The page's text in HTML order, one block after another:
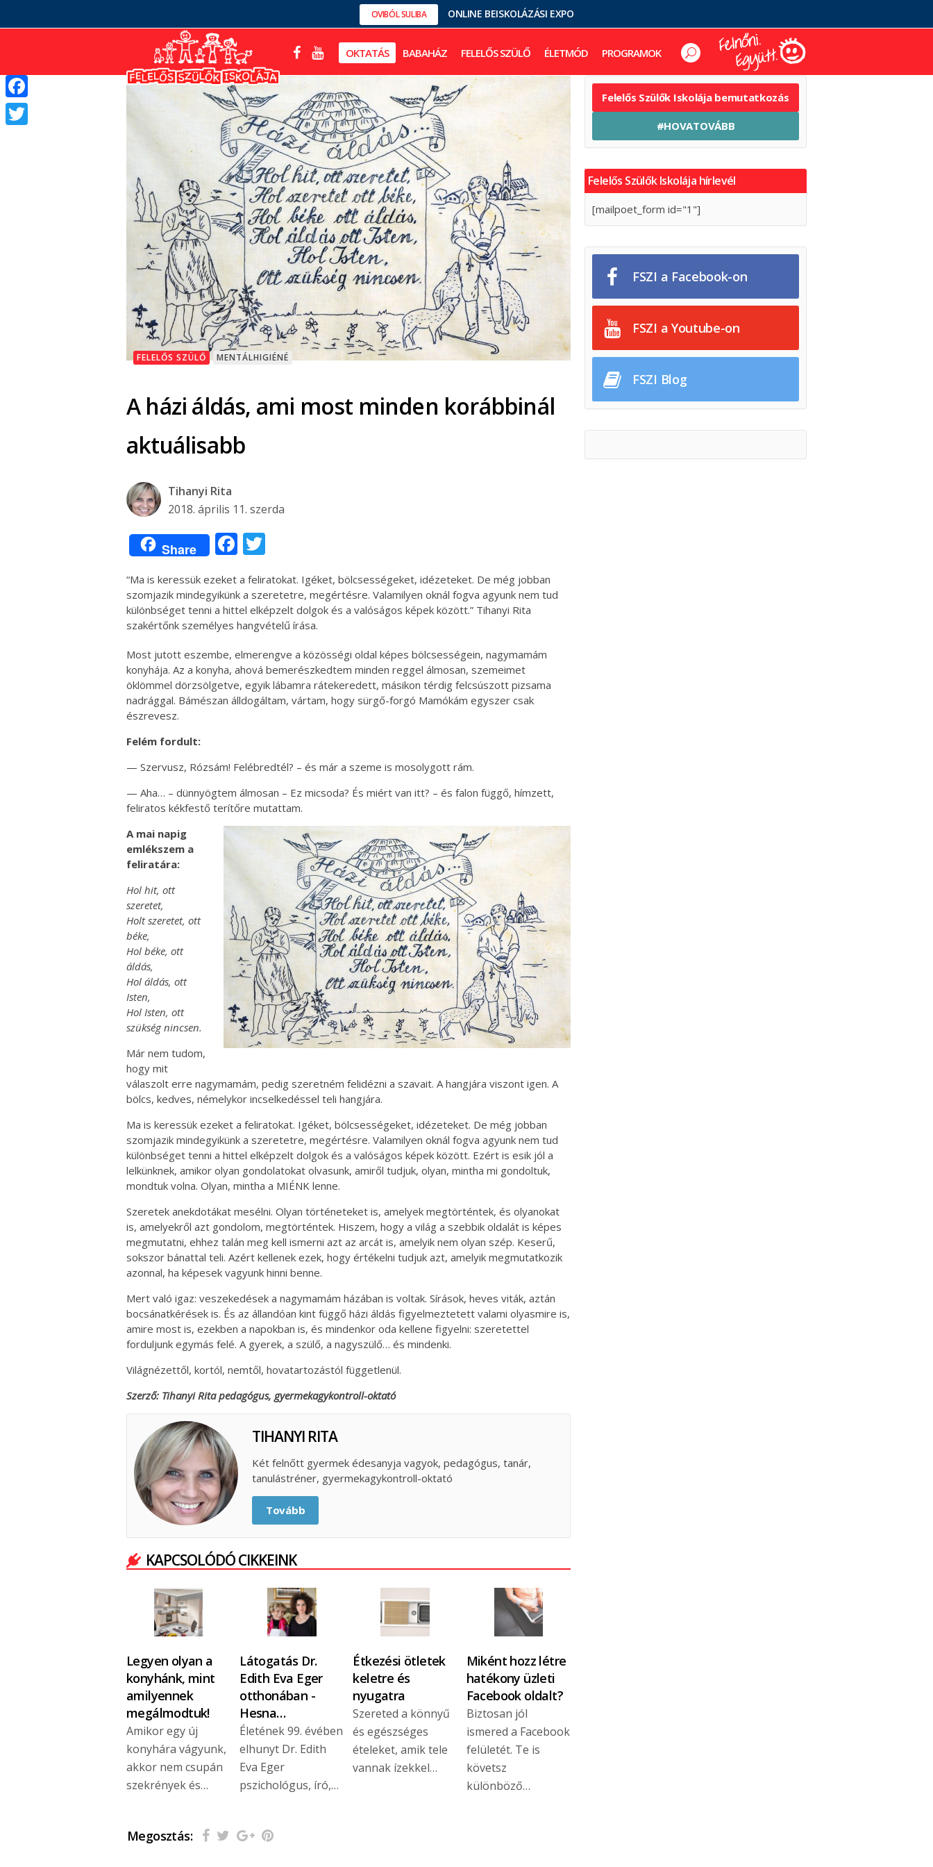
OVIBÓL SULIBA ONLINE BEISKOLÁZÁSI EXPO
OKTATÁS BABAHÁZ FELELŐS SZÜLŐ ÉLETMÓD PROGRAMOK
FELELŐS SZÜLŐ MENTÁLHIGIÉNÉ
A házi áldás, ami most minden korábbinál
aktuálisabb
Tihanyi Rita
2018. április 11. szerda
Share Facebook
“Ma is keressük ezeket a feliratokat. Igéket, bölcsességeket, idézeteket. De még jobban
szomjazik mindegyikünk a szeretetre, megértésre. Valamilyen oknál fogva agyunk nem tud
különbséget tenni a hittel elképzelt dolgok és a valóságos képek között.” Tihanyi Rita
szakértőnk személyes hangvételű írása.
Most jutott eszembe, elmerengve a közösségi oldal képes bölcsességein, nagymamám
konyhája. Az a konyha, ahová bemerészkedtem minden reggel álmosan, szemeimet
öklömmel dörzsölgetve, egyik lábamra rátekeredett, másikon térdig felcsúszott pizsama
nadrággal. Bámészan álldogáltam, vártam, hogy sürgő-forgó Mamókám egyszer csak
észrevesz.
Felém fordult:
— Szervusz, Rózsám! Felébredtél? – és már a szeme is mosolygott rám.
— Aha… – dünnyögtem álmosan – Ez micsoda? És miért van itt? – és falon függő, hímzett,
feliratos kékfestő terítőre mutattam.
A mai napig
emlékszem a
feliratára:
Hol hit, ott
szeretet,
Holt szeretet, ott
béke,
Hol béke, ott
áldás,
Hol áldás, ott
Isten,
Hol Isten, ott
szükség nincsen.
Már nem tudom,
hogy mit
válaszolt erre nagymamám, pedig szeretném felidézni a szavait. A hangjára viszont igen. A
bölcs, kedves, némelykor incselkedéssel teli hangjára.
Ma is keressük ezeket a feliratokat. Igéket, bölcsességeket, idézeteket. De még jobban
szomjazik mindegyikünk a szeretetre, megértésre. Valamilyen oknál fogva agyunk nem tud
különbséget tenni a hittel elképzelt dolgok és a valóságos képek között. Ezért is esik jól a
lelkünknek, amikor olyan gondolatokat olvasunk, amiről tudjuk, olyan, mintha mi gondoltuk,
mondtuk volna. Olyan, mintha a MIÉNK lenne.
Szeretek anekdotákat mesélni. Olyan történeteket is, amelyek megtörténtek, és olyanokat
is, amelyekről azt gondolom, megtörténtek. Hiszem, hogy a világ a szebbik oldalát is képes
megmutatni, ehhez talán meg kell ismerni azt az arcát is, amelyik nem olyan szép. Keserű,
sokszor bánattal teli. Azért kellenek ezek, hogy értékelni tudjuk azt, amelyik megmutatkozik
azonnal, ha képesek vagyunk hinni benne.
Mert való igaz: veszekedések a nagymamám házában is voltak. Sírások, heves viták, aztán
bocsánatkérések is. És az állandóan kint függő házi áldás figyelmeztetett valami olyasmire is,
amire most is, ezekben a napokban is, és mindenkor oda kellene figyelni: szeretettel
forduljunk egymás felé. A gyerek, a szülő, a nagyszülő… és mindenki.
Világnézettől, kortól, nemtől, hovatartozástól függetlenül.
Szerző: Tihanyi Rita pedagógus, gyermekagykontroll-oktató
TIHANYI RITA
Két felnőtt gyermek édesanyja vagyok, pedagógus, tanár,
tanulástréner, gyermekagykontroll-oktató
Tovább
KAPCSOLÓDÓ CIKKEINK
Legyen olyan a
konyhánk, mint
amilyennek
megálmodtuk!
Amikor egy új
konyhára vágyunk,
akkor nem csupán
szekrények és…
Látogatás Dr.
Edith Eva Eger
otthonában -
Hesna…
Életének 99. évében
elhunyt Dr. Edith
Eva Eger
pszichológus, író,…
Étkezési ötletek
keletre és
nyugatra
Szereted a könnyű
és egészséges
ételeket, amik tele
vannak ízekkel…
Miként hozz létre
hatékony üzleti
Facebook oldalt?
Biztosan jól
ismered a Facebook
felületét. Te is
követsz
különböző…
Megosztás:
Felelős Szülők Iskolája bemutatkozás
#HOVATOVÁBB
Felelős Szülők Iskolája hírlevél
[mailpoet_form id="1"]
FSZI a Facebook-on
FSZI a Youtube-on
FSZI Blog
Facebook